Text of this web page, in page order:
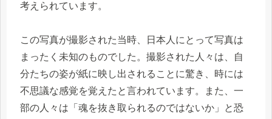
考えられています。
この写真が撮影された当時、日本人にとって写真は
まったく未知のものでした。撮影された人々は、自
分たちの姿が紙に映し出されることに驚き、時には
不思議な感覚を覚えたと言われています。また、一
部の人々は「魂を抜き取られるのではないか」と恐